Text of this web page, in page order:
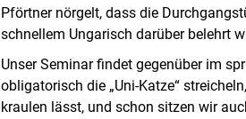
Pförtner nörgelt, dass die
schnellem Ungarisch darüber belehrt
Unser Seminar findet gegenüber im
obligatorisch die „Uni-Katze“
kraulen lässt, und schon sitzen wir